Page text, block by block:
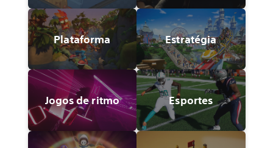
Plataforma Estratégia
Jogos de ritmo Esportes